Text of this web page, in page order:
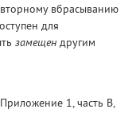
вбрасыванию
для
замещен другим
1, часть В,